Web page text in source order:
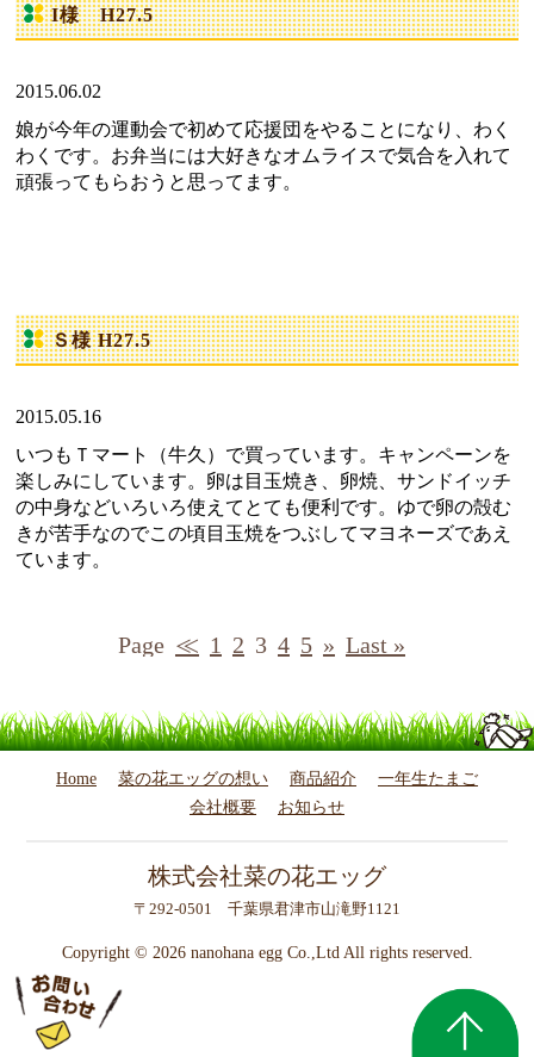
I様 H27.5
2015.06.02
娘が今年の運動会で初めて応援団をやることになり、わく
わくです。お弁当には大好きなオムライスで気合を入れて
頑張ってもらおうと思ってます。
Ｓ様 H27.5
2015.05.16
いつもＴマート（牛久）で買っています。キャンペーンを
楽しみにしています。卵は目玉焼き、卵焼、サンドイッチ
の中身などいろいろ使えてとても便利です。ゆで卵の殻む
きが苦手なのでこの頃目玉焼をつぶしてマヨネーズであえ
ています。
Page ≪ 1 2 3 4 5 » Last »
Home 菜の花エッグの想い 商品紹介
一年生たまご
会社概要
お知らせ
株式会社菜の花エッグ
〒292-0501 千葉県君津市山滝野1121
Copyright © 2026 nanohana egg Co.,Ltd All rights reserved.